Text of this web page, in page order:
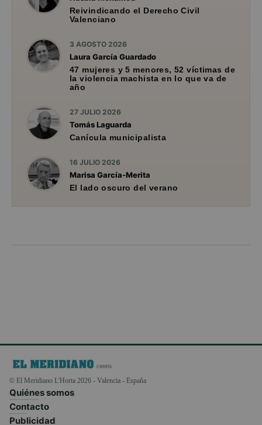
Reivindicando el Derecho Civil
Valenciano
3 AGOSTO 2026
Laura García Guardado
47 mujeres y 5 menores, 52 víctimas de
la violencia machista en lo que va de
año
27 JULIO 2026
Tomás Laguarda
Canícula municipalista
16 JULIO 2026
Marisa García-Merita
El lado oscuro del verano
© El Meridiano L'Horta 2026 - Valencia - España
Quiénes somos
Contacto
Publicidad